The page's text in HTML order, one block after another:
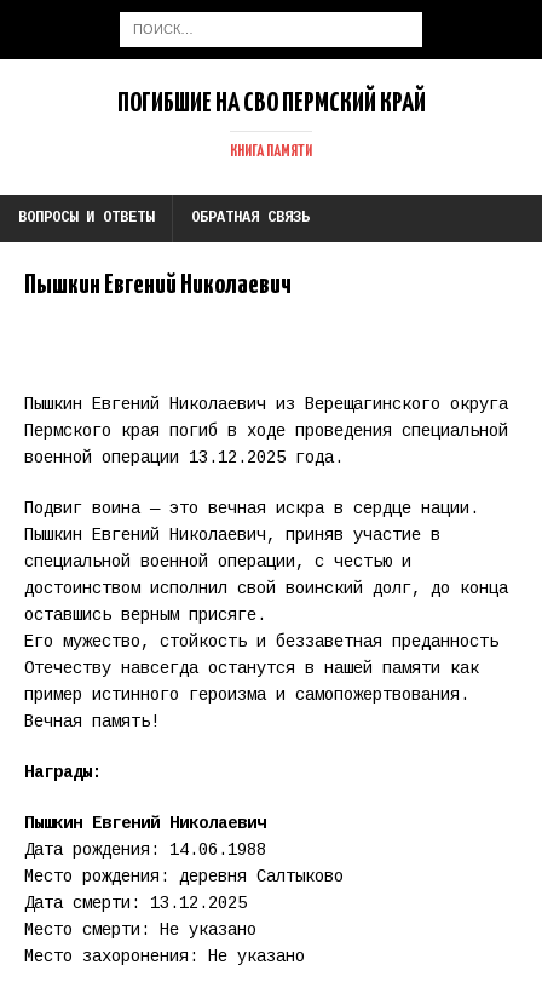
ПОГИБШИЕ НА СВО ПЕРМСКИЙ КРАЙ
КНИГА ПАМЯТИ
ВОПРОСЫ И ОТВЕТЫ ОБРАТНАЯ СВЯЗЬ
Пышкин Евгений Николаевич
Пышкин Евгений Николаевич из Верещагинского округа
Пермского края погиб в ходе проведения специальной
военной операции 13.12.2025 года.
Подвиг воина — это вечная искра в сердце нации.
Пышкин Евгений Николаевич, приняв участие в
специальной военной операции, с честью и
достоинством исполнил свой воинский долг, до конца
оставшись верным присяге.
Его мужество, стойкость и беззаветная преданность
Отечеству навсегда останутся в нашей памяти как
пример истинного героизма и самопожертвования.
Вечная память!
Награды:
Пышкин Евгений Николаевич
Дата рождения: 14.06.1988
Место рождения: деревня Салтыково
Дата смерти: 13.12.2025
Место смерти: Не указано
Место захоронения: Не указано